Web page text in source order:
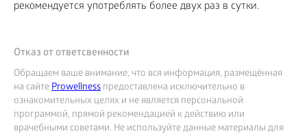
рекомендуется употреблять более двух раз в сутки.
Отказ от ответсвенности
Обращаем ваше внимание, что вся информация, размещённая
на сайтеProwellness предоставлена исключительно в
ознакомительных целях и не является персональной
программой, прямой рекомендацией к действию или
врачебными советами. Не используйте данные материалы для